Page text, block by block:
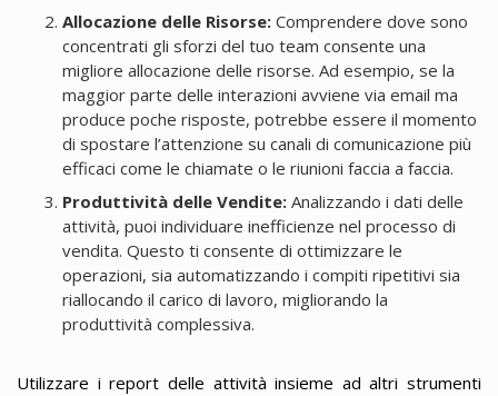
Allocazione delle Risorse:Comprendere dove sono
concentrati gli sforzi del tuo team consente una
migliore allocazione delle risorse. Ad esempio, se la
maggior parte delle interazioni avviene via email ma
produce poche risposte, potrebbe essere il momento
di spostare l’attenzione su canali di comunicazione più
efficaci come le chiamate o le riunioni faccia a faccia.
Produttività delle Vendite:Analizzando i dati delle
attività, puoi individuare inefficienze nel processo di
vendita. Questo ti consente di ottimizzare le
operazioni, sia automatizzando i compiti ripetitivi sia
riallocando il carico di lavoro, migliorando la
produttività complessiva.
Utilizzare i report delle attività insieme ad altri strumenti